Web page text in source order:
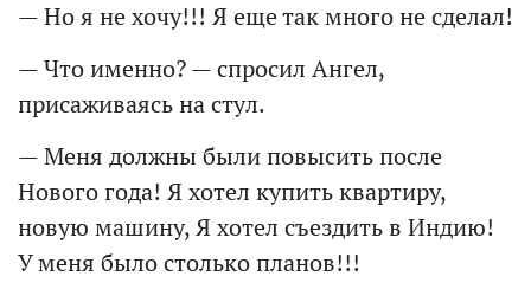
— Но я не хочу!!! Я еще так много не сделал!
— Что именно? — спросил Ангел,
присаживаясь на стул.
— Меня должны были повысить после
Нового года! Я хотел купить квартиру,
новую машину, Я хотел съездить в Индию!
У меня было столько планов!!!